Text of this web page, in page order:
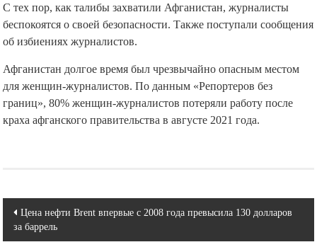
С тех пор, как талибы захватили Афганистан, журналисты
беспокоятся о своей безопасности. Также поступали сообщения
об избиениях журналистов.
Афганистан долгое время был чрезвычайно опасным местом
для женщин-журналистов. По данным «Репортеров без
границ», 80% женщин-журналистов потеряли работу после
краха афганского правительства в августе 2021 года.
Навигация
по
Цена нефти Brent впервые с 2008 года превысила 130 долларов
за баррель